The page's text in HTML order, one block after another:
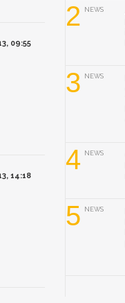
09:55
14:18
2 NEWS
3 NEWS
4 NEWS
5 NEWS